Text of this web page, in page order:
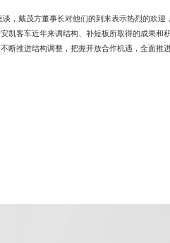
戴茂方董事长对他们的到来表示热烈的欢迎
凯客车近年来调结构、补短板所取得的成果和
断推进结构调整，把握开放合作机遇，全面推